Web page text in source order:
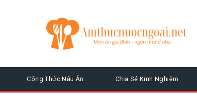
Công Thức Nấu Ăn Chia Sẻ Kinh Nghiệm